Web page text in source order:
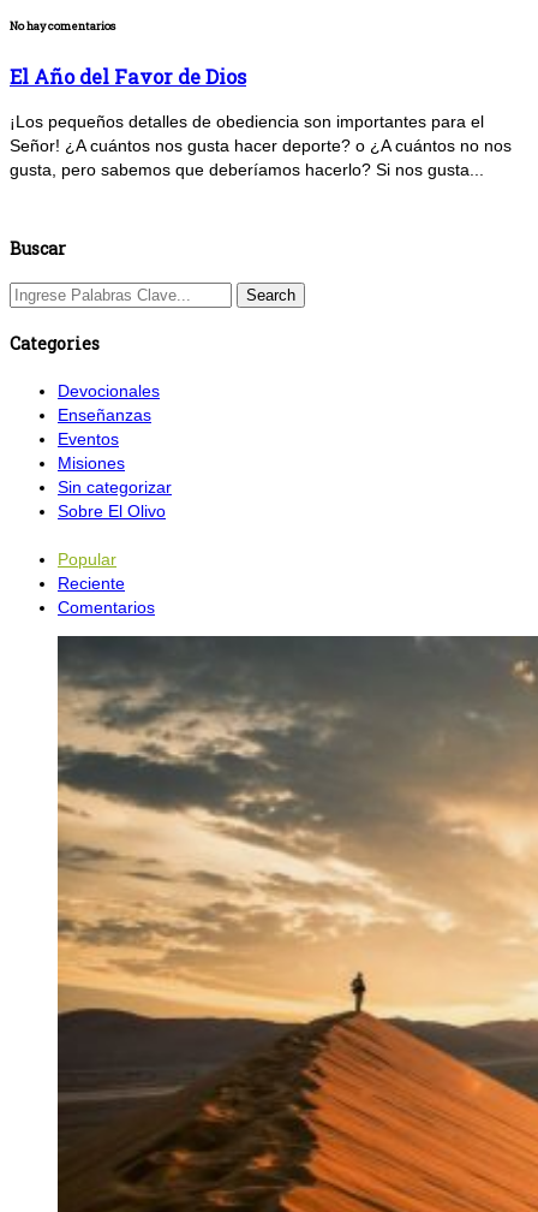
No hay comentarios
El Año del Favor de Dios
¡Los pequeños detalles de obediencia son importantes para el
Señor! ¿A cuántos nos gusta hacer deporte? o ¿A cuántos no nos
gusta, pero sabemos que deberíamos hacerlo? Si nos gusta...
Buscar
Categories
Devocionales
Enseñanzas
Eventos
Misiones
Sin categorizar
Sobre El Olivo
Popular
Reciente
Comentarios